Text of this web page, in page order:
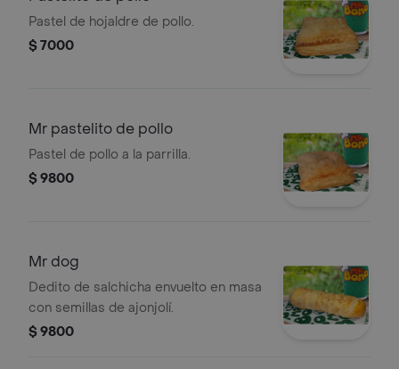
Pastel de hojaldre de pollo.
$ 7000
Mr pastelito de pollo
Pastel de pollo a la parrilla.
$ 9800
Mr dog
Dedito de salchicha envuelto en masa
con semillas de ajonjolí.
$ 9800